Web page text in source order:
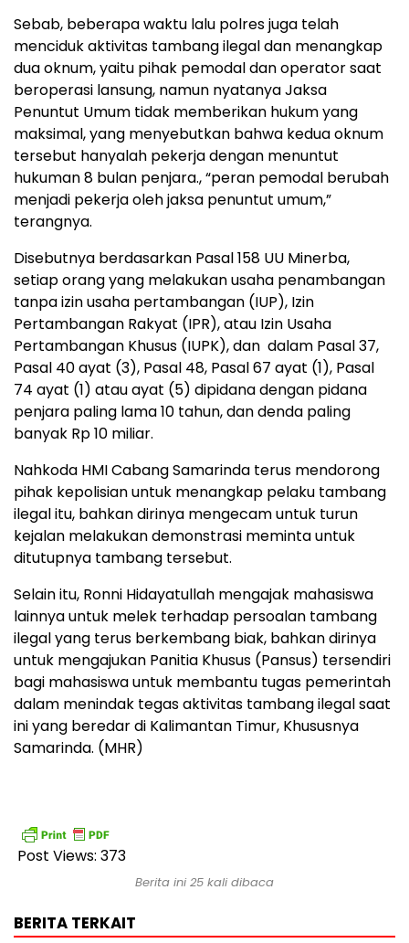
Sebab, beberapa waktu lalu polres juga telah
menciduk aktivitas tambang ilegal dan menangkap
dua oknum, yaitu pihak pemodal dan operator saat
beroperasi lansung, namun nyatanya Jaksa
Penuntut Umum tidak memberikan hukum yang
maksimal, yang menyebutkan bahwa kedua oknum
tersebut hanyalah pekerja dengan menuntut
hukuman 8 bulan penjara., “peran pemodal berubah
menjadi pekerja oleh jaksa penuntut umum,”
terangnya.
Disebutnya berdasarkan Pasal 158 UU Minerba,
setiap orang yang melakukan usaha penambangan
tanpa izin usaha pertambangan (IUP), Izin
Pertambangan Rakyat (IPR), atau Izin Usaha
Pertambangan Khusus (IUPK), dan dalam Pasal 37,
Pasal 40 ayat (3), Pasal 48, Pasal 67 ayat (1), Pasal
74 ayat (1) atau ayat (5) dipidana dengan pidana
penjara paling lama 10 tahun, dan denda paling
banyak Rp 10 miliar.
Nahkoda HMI Cabang Samarinda terus mendorong
pihak kepolisian untuk menangkap pelaku tambang
ilegal itu, bahkan dirinya mengecam untuk turun
kejalan melakukan demonstrasi meminta untuk
ditutupnya tambang tersebut.
Selain itu, Ronni Hidayatullah mengajak mahasiswa
lainnya untuk melek terhadap persoalan tambang
ilegal yang terus berkembang biak, bahkan dirinya
untuk mengajukan Panitia Khusus (Pansus) tersendiri
bagi mahasiswa untuk membantu tugas pemerintah
dalam menindak tegas aktivitas tambang ilegal saat
ini yang beredar di Kalimantan Timur, Khususnya
Samarinda. (MHR)
Post Views: 373
Berita ini 25 kali dibaca
BERITA TERKAIT